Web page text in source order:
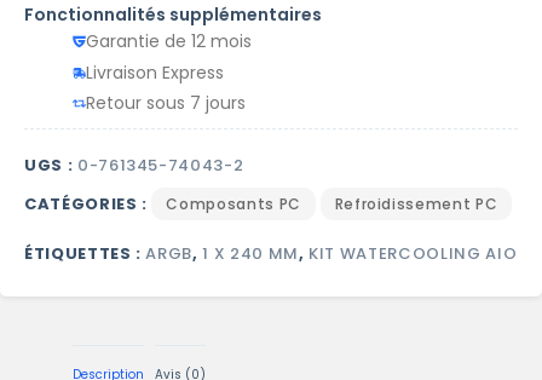
Fonctionnalités supplémentaires
Garantie de 12 mois
Livraison Express
Retour sous 7 jours
UGS : 0-761345-74043-2
CATÉGORIES :
Composants PC Refroidissement PC
ÉTIQUETTES :ARGB,1 X 240 MM, KIT WATERCOOLING AIO
Description Avis (0)